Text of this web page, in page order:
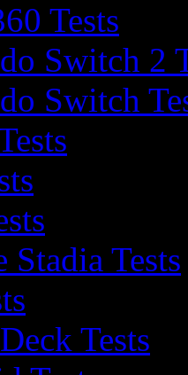
Tests
Switch 2
Switch
Stadia Tests
Tests